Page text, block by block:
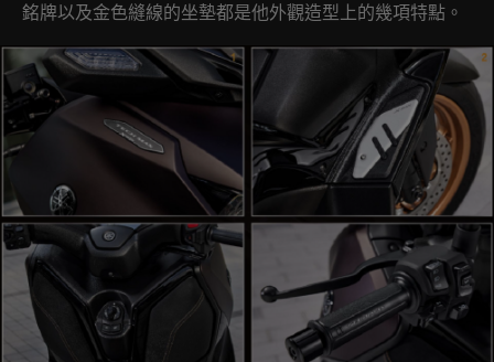
銘牌以及金色縫線的坐墊都是他外觀造型上的幾項特點。